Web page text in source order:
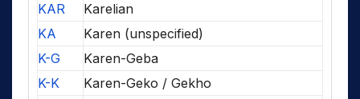
KAR
Karelian
KA
Karen (unspecified)
K-G
Karen-Geba
K-K
Karen-Geko / Gekho